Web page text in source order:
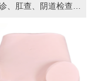
四步触诊、肛查、阴道检查训练模型